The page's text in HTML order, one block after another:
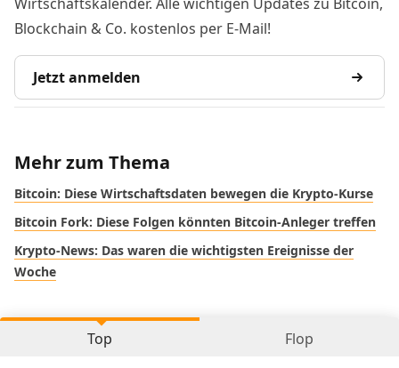
Blockchain & Co. kostenlos per E-Mail!
Jetzt anmelden
Mehr zum Thema
Bitcoin: Diese Wirtschaftsdaten bewegen die Krypto-Kurse
Bitcoin Fork: Diese Folgen könnten Bitcoin-Anleger treffen
Krypto-News: Das waren die wichtigsten Ereignisse der
Woche
Top Flop